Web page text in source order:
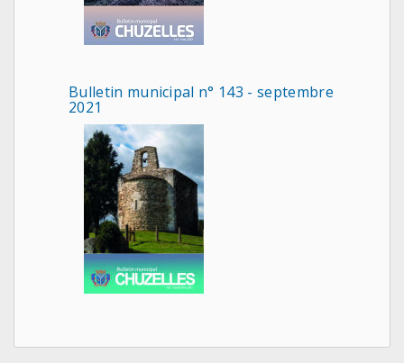
Bulletin municipal n° 143 - septembre
2021